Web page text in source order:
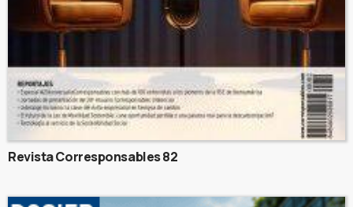
Revista Corresponsables 82